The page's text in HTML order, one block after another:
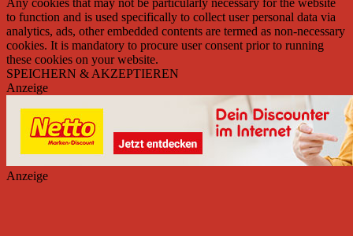
Any cookies that may not be particularly necessary for the website
to function and is used specifically to collect user personal data via
analytics, ads, other embedded contents are termed as non-necessary
cookies. It is mandatory to procure user consent prior to running
these cookies on your website.
SPEICHERN & AKZEPTIEREN
Anzeige
Anzeige